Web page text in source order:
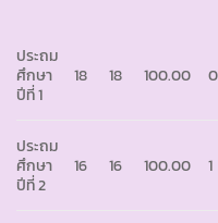
ประถม
ศึกษา
ปีที่ 1
18 18 100.00 0
ประถม
ศึกษา
ปีที่ 2
16 16 100.00 1